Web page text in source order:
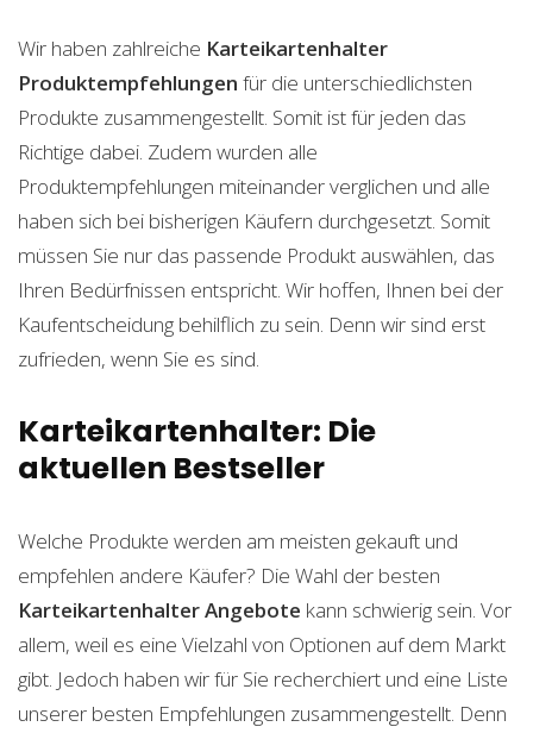
Wir haben zahlreiche Karteikartenhalter
Produktempfehlungen für die unterschiedlichsten
Produkte zusammengestellt. Somit ist für jeden das
Richtige dabei. Zudem wurden alle
Produktempfehlungen miteinander verglichen und alle
haben sich bei bisherigen Käufern durchgesetzt. Somit
müssen Sie nur das passende Produkt auswählen, das
Ihren Bedürfnissen entspricht. Wir hoffen, Ihnen bei der
Kaufentscheidung behilflich zu sein. Denn wir sind erst
zufrieden, wenn Sie es sind.
Karteikartenhalter: Die
aktuellen Bestseller
Welche Produkte werden am meisten gekauft und
empfehlen andere Käufer? Die Wahl der besten
KarteikartenhalterAngebote kann schwierig sein. Vor
allem, weil es eine Vielzahl von Optionen auf dem Markt
gibt. Jedoch haben wir für Sie recherchiert und eine Liste
unserer besten Empfehlungen zusammengestellt. Denn